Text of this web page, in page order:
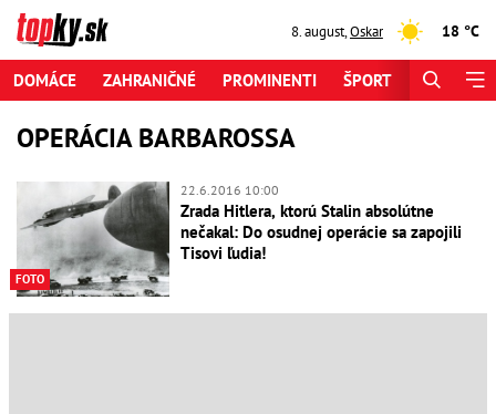
8. august,Oskar 18 °C
DOMÁCE ZAHRANIČNÉ PROMINENTI ŠPORT
OPERÁCIA BARBAROSSA
FOTO
22.6.2016 10:00
Zrada Hitlera, ktorú Stalin absolútne
nečakal: Do osudnej operácie sa zapojili
Tisovi ľudia!